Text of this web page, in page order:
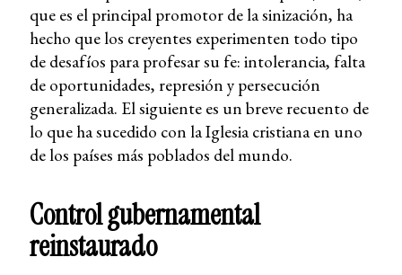
que es el principal promotor de la sinización, ha
hecho que los creyentes experimenten todo tipo
de desafíos para profesar su fe: intolerancia, falta
de oportunidades, represión y persecución
generalizada. El siguiente es un breve recuento de
lo que ha sucedido con la Iglesia cristiana en uno
de los países más poblados del mundo.
Control gubernamental
reinstaurado